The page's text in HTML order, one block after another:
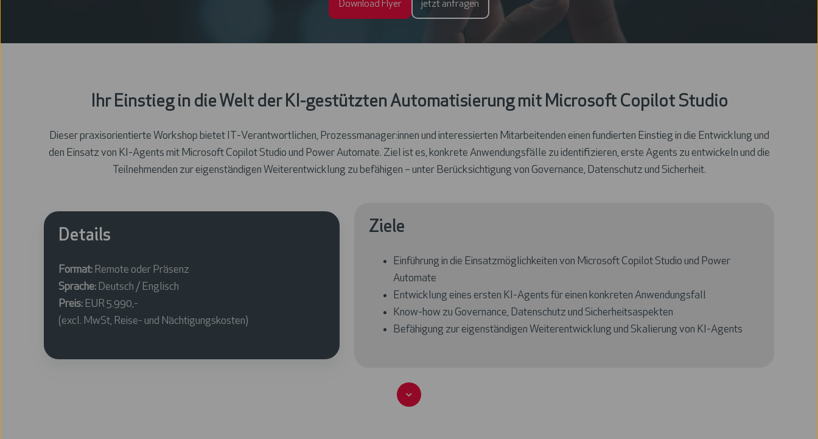
IoT
Strategy
Intelligence
Maintenance
Software
Download Flyer jetzt anfragen
Ihr Einstieg in die Welt der KI-gestützten Automatisierung mit Microsoft Copilot Studio
Dieser praxisorientierte Workshop bietet IT-Verantwortlichen, Prozessmanager:innen und interessierten Mitarbeitenden einen fundierten Einstieg in die Entwicklung und
den Einsatz von KI-Agents mit Microsoft Copilot Studio und Power Automate. Ziel ist es, konkrete Anwendungsfälle zu identifizieren, erste Agents zu entwickeln und die
Teilnehmenden zur eigenständigen Weiterentwicklung zu befähigen – unter Berücksichtigung von Governance, Datenschutz und Sicherheit.
Details
Format: Remote oder Präsenz
Sprache: Deutsch / Englisch
Preis: EUR 5.990,-
(excl. MwSt, Reise- und Nächtigungskosten)
Ziele
Einführung in die Einsatzmöglichkeiten von Microsoft Copilot Studio und Power
Automate
Entwicklung eines ersten KI-Agents für einen konkreten Anwendungsfall
Know-how zu Governance, Datenschutz und Sicherheitsaspekten
Befähigung zur eigenständigen Weiterentwicklung und Skalierung von KI-Agents
Scroll